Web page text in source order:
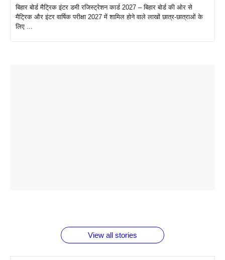
बिहार बोर्ड मैट्रिक इंटर डमी रजिस्ट्रेशन कार्ड 2027 – बिहार बोर्ड की ओर से
मैट्रिक और इंटर वार्षिक परीक्षा 2027 में शामिल होने वाले लाखों छात्र-छात्राओं के
लिए ...
View all stories